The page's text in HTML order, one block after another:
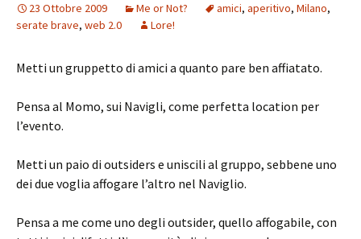
23 Ottobre 2009 Me or Not? amici, aperitivo, Milano,
serate brave, web 2.0 Lore!
Metti un gruppetto di amici a quanto pare ben affiatato.
Pensa al Momo, sui Navigli, come perfetta location per
l’evento.
Metti un paio di outsiders e uniscili al gruppo, sebbene uno
dei due voglia affogare l’altro nel Naviglio.
Pensa a me come uno degli outsider, quello affogabile, con